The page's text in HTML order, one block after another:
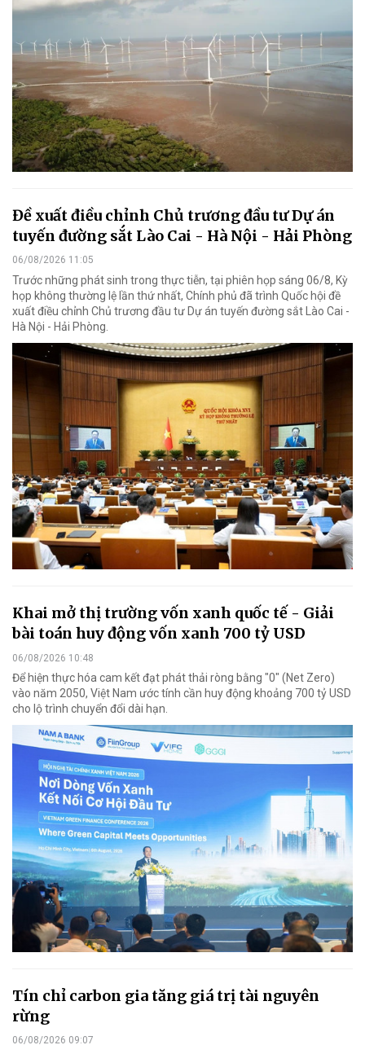
Đề xuất điều chỉnh Chủ trương đầu tư Dự án
tuyến đường sắt Lào Cai - Hà Nội - Hải Phòng
06/08/2026 11:05
Trước những phát sinh trong thực tiễn, tại phiên họp sáng 06/8, Kỳ
họp không thường lệ lần thứ nhất, Chính phủ đã trình Quốc hội đề
xuất điều chỉnh Chủ trương đầu tư Dự án tuyến đường sắt Lào Cai -
Hà Nội - Hải Phòng.
Khai mở thị trường vốn xanh quốc tế - Giải
bài toán huy động vốn xanh 700 tỷ USD
06/08/2026 10:48
Để hiện thực hóa cam kết đạt phát thải ròng bằng "0" (Net Zero)
vào năm 2050, Việt Nam ước tính cần huy động khoảng 700 tỷ USD
cho lộ trình chuyển đổi dài hạn.
Tín chỉ carbon gia tăng giá trị tài nguyên
rừng
06/08/2026 09:07